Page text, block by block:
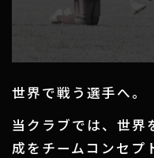
世界で戦う選手へ。
当クラブでは、世界
成をチームコンセプ